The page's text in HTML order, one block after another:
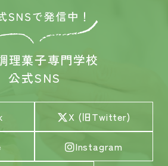
理菓子専門学校
公式SNS
X (旧Twitter)
Instagram